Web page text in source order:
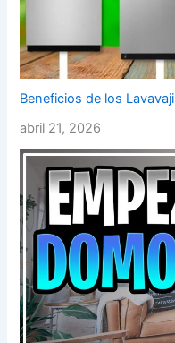
Beneficios de los
abril 21, 2026